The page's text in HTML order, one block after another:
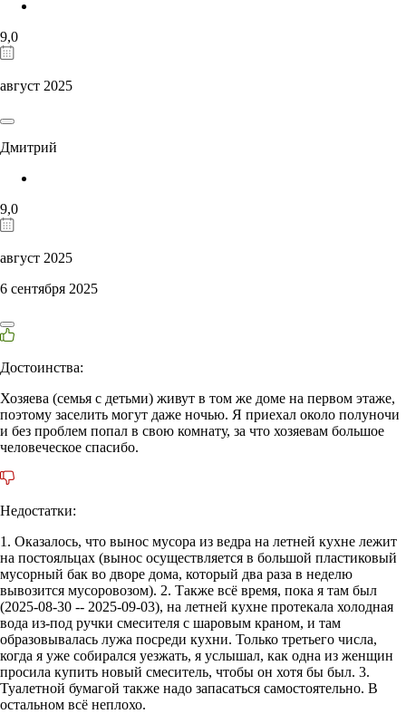
9,0
август 2025
Дмитрий
9,0
август 2025
6 сентября 2025
Достоинства:
Хозяева (семья с детьми) живут в том же доме на первом этаже,
поэтому заселить могут даже ночью. Я приехал около полуночи
и без проблем попал в свою комнату, за что хозяевам большое
человеческое спасибо.
Недостатки:
1. Оказалось, что вынос мусора из ведра на летней кухне лежит
на постояльцах (вынос осуществляется в большой пластиковый
мусорный бак во дворе дома, который два раза в неделю
вывозится мусоровозом). 2. Также всё время, пока я там был
(2025-08-30 -- 2025-09-03), на летней кухне протекала холодная
вода из-под ручки смесителя с шаровым краном, и там
образовывалась лужа посреди кухни. Только третьего числа,
когда я уже собирался уезжать, я услышал, как одна из женщин
просила купить новый смеситель, чтобы он хотя бы был. 3.
Туалетной бумагой также надо запасаться самостоятельно. В
остальном всё неплохо.